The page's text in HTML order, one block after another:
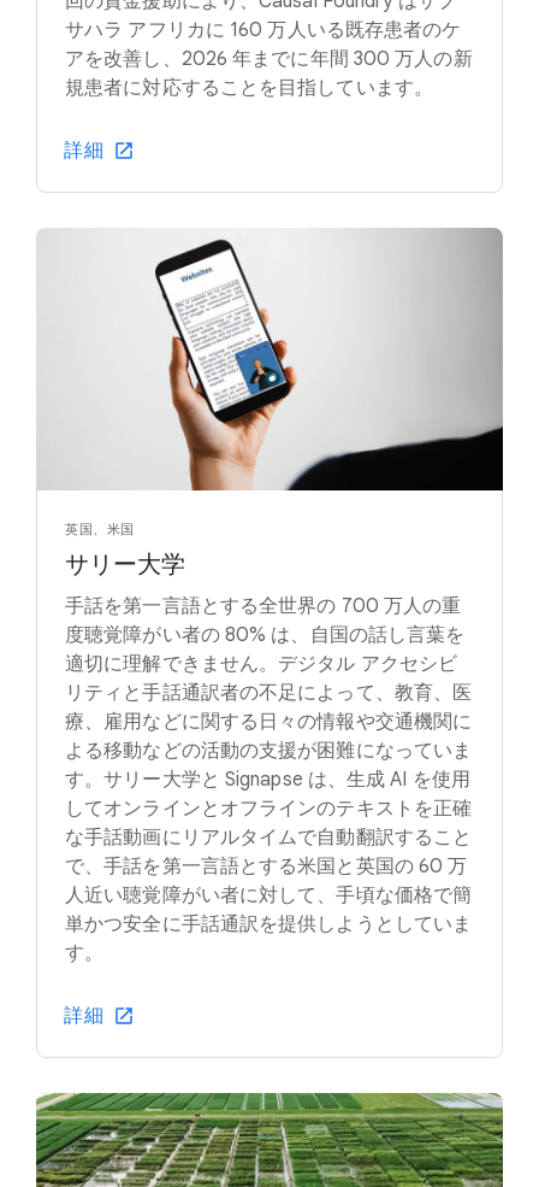
サハラ アフリカに 160 万人いる既存患者のケ
アを改善し、2026 年までに年間 300 万人の新
規患者に対応することを目指しています。
詳細
英国、米国
サリー大学
手話を第一言語とする全世界の 700 万人の重
度聴覚障がい者の 80% は、自国の話し言葉を
適切に理解できません。デジタル アクセシビ
リティと手話通訳者の不足によって、教育、医
療、雇用などに関する日々の情報や交通機関に
よる移動などの活動の支援が困難になっていま
す。サリー大学と Signapse は、生成 AI を使用
してオンラインとオフラインのテキストを正確
な手話動画にリアルタイムで自動翻訳すること
で、手話を第一言語とする米国と英国の 60 万
人近い聴覚障がい者に対して、手頃な価格で簡
単かつ安全に手話通訳を提供しようとしていま
す。
詳細